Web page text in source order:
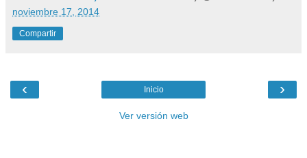
noviembre 17, 2014
Compartir
‹ ›
Inicio
Ver versión web